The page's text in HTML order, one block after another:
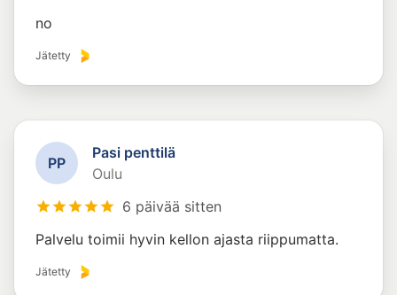
no
Jätetty
PP
Pasi penttilä
Oulu
6 päivää sitten
Palvelu toimii hyvin kellon ajasta riippumatta.
Jätetty